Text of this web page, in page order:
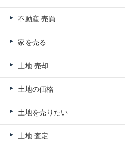
不動産 売買
家を売る
土地 売却
土地の価格
土地を売りたい
土地 査定